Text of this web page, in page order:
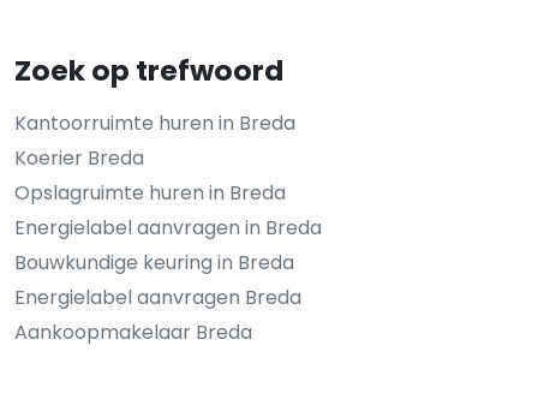
Zoek op trefwoord
Kantoorruimte huren in Breda
Koerier Breda
Opslagruimte huren in Breda
Energielabel aanvragen in Breda
Bouwkundige keuring in Breda
Energielabel aanvragen Breda
Aankoopmakelaar Breda